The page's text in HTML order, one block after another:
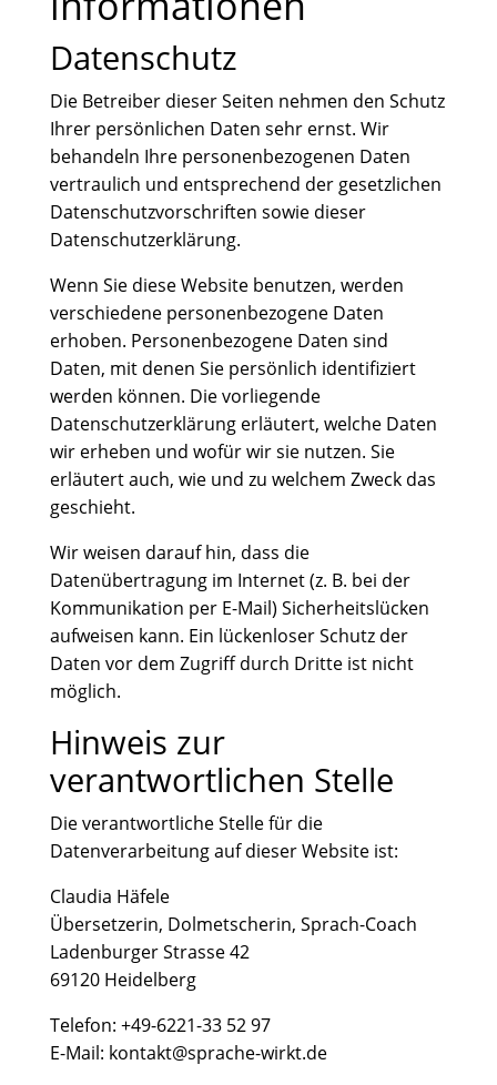
Datenschutz
Die Betreiber dieser Seiten nehmen den Schutz
Ihrer persönlichen Daten sehr ernst. Wir
behandeln Ihre personenbezogenen Daten
vertraulich und entsprechend der gesetzlichen
Datenschutzvorschriften sowie dieser
Datenschutzerklärung.
Wenn Sie diese Website benutzen, werden
verschiedene personenbezogene Daten
erhoben. Personenbezogene Daten sind
Daten, mit denen Sie persönlich identifiziert
werden können. Die vorliegende
Datenschutzerklärung erläutert, welche Daten
wir erheben und wofür wir sie nutzen. Sie
erläutert auch, wie und zu welchem Zweck das
geschieht.
Wir weisen darauf hin, dass die
Datenübertragung im Internet (z. B. bei der
Kommunikation per E-Mail) Sicherheitslücken
aufweisen kann. Ein lückenloser Schutz der
Daten vor dem Zugriff durch Dritte ist nicht
möglich.
Hinweis zur
verantwortlichen Stelle
Die verantwortliche Stelle für die
Datenverarbeitung auf dieser Website ist:
Claudia Häfele
Übersetzerin, Dolmetscherin, Sprach-Coach
Ladenburger Strasse 42
69120 Heidelberg
Telefon: +49-6221-33 52 97
E-Mail: kontakt@sprache-wirkt.de